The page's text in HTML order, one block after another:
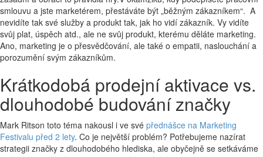
smlouvu a jste marketérem, přestáváte být „běžným zákazníkem“. A
nevidíte tak své služby a produkt tak, jak ho vidí zákazník. Vy vidíte
svůj plat, úspěch atd., ale ne svůj produkt, kterému děláte marketing.
Ano, marketing je o přesvědčování, ale také o empatii, naslouchání a
porozumění svým zákazníkům.
Krátkodobá prodejní aktivace vs.
dlouhodobé budování značky
Mark Ritson toto téma nakousl i ve své přednášce na Marketing
Festivalu před 2 lety. Co je největší problém? Potřebujeme nazírat
strategii značky z dlouhodobého hlediska, ale obyčejně se setkáváme